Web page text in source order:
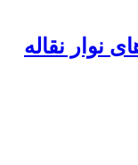
نوار نقاله